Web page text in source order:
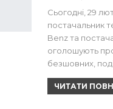
Сьогодні, 29
постачальник
Benz та
оголошують
безшовних,
ЧИТАТИ